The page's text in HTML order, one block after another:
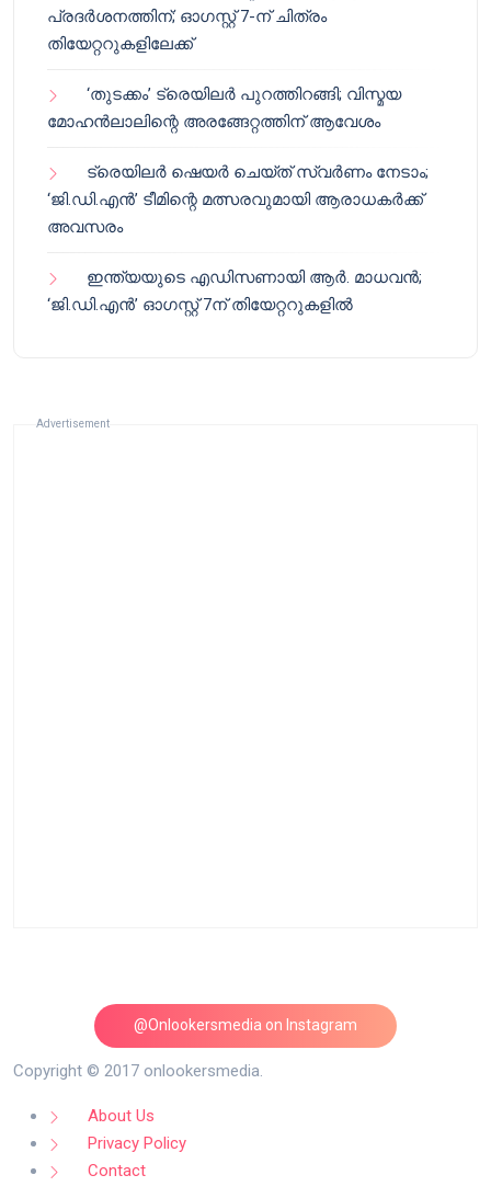
പ്രദർശനത്തിന്; ഓഗസ്റ്റ് 7-ന് ചിത്രം
തിയേറ്ററുകളിലേക്ക്
‘തുടക്കം’ ട്രെയിലർ പുറത്തിറങ്ങി; വിസ്മയ
മോഹൻലാലിന്റെ അരങ്ങേറ്റത്തിന് ആവേശം
ട്രെയിലർ ഷെയർ ചെയ്‌ത് സ്വർണം നേടാം;
‘ജി.ഡി.എൻ’ ടീമിന്റെ മത്സരവുമായി ആരാധകർക്ക്
അവസരം
ഇന്ത്യയുടെ എഡിസണായി ആർ. മാധവൻ;
‘ജി.ഡി.എൻ’ ഓഗസ്റ്റ് 7ന് തിയേറ്ററുകളിൽ
Advertisement
@Onlookersmedia on Instagram
Follow on Instagram
Copyright © 2017 onlookersmedia.
About Us
Privacy Policy
Contact